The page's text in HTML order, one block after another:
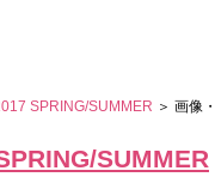
SPRING/SUMMER ＞ 画像
SUMMER